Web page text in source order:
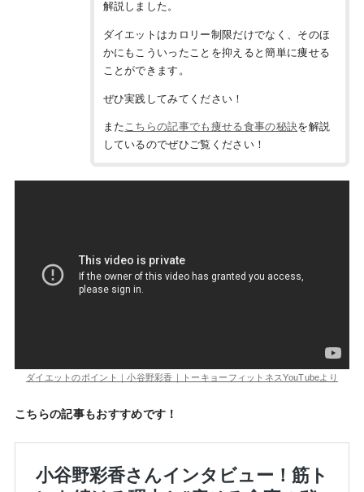
解説しました。
ダイエットはカロリー制限だけでなく、そのほ
かにもこういったことを抑えると簡単に痩せる
ことができます。
ぜひ実践してみてください！
またこちらの記事でも痩せる食事の秘訣を解説
しているのでぜひご覧ください！
ダイエットのポイント｜小谷野彩香｜トーキョーフィットネスYouTubeより
こちらの記事もおすすめです！